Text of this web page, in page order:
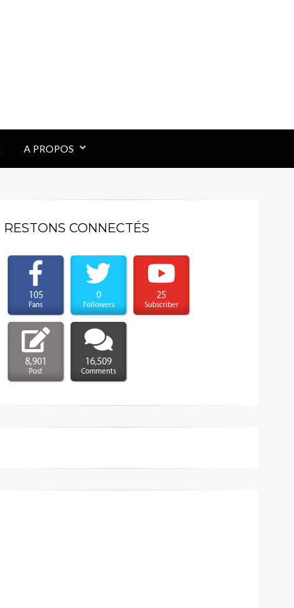
A PROPOS
RESTONS CONNECTÉS
105
Fans
0
Followers
25
Subscriber
8,901
Post
16,509
Comments